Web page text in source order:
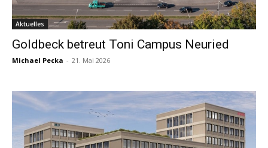
Aktuelles
Goldbeck betreut Toni Campus Neuried
Michael Pecka - 21. Mai 2026